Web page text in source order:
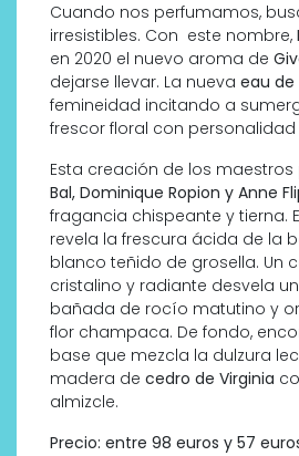
Cuando nos perfumamos,
irresistibles. Con este nombre,
en 2020 el nuevo aroma de
dejarse llevar. La nueva eau
femineidad incitando a
frescor floral con
Esta creación de los
Bal, Dominique Ropion y Anne
fragancia chispeante y tierna.
revela la frescura ácida de la
blanco teñido de grosella. Un
cristalino y radiante desvela
bañada de rocío matutino y
flor champaca. De fondo,
base que mezcla la dulzura
madera de cedro de Virginia
almizcle.
Precio: entre 98 euros y 57